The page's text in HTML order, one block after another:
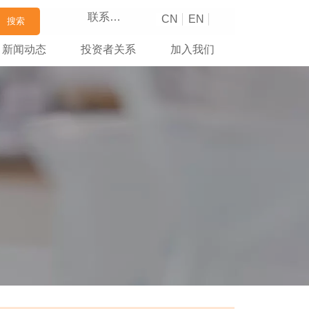
搜索 联系我们 CN EN
新闻动态 投资者关系 加入我们